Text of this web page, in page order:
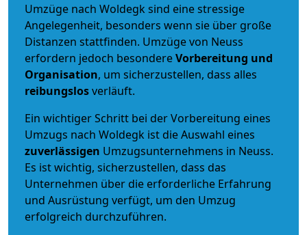
Umzüge nach Woldegk sind eine stressige
Angelegenheit, besonders wenn sie über große
Distanzen stattfinden. Umzüge von Neuss
erfordern jedoch besondereVorbereitung und
Organisation, um sicherzustellen, dass alles
reibungslosverläuft.
Ein wichtiger Schritt bei der Vorbereitung eines
Umzugs nach Woldegk ist die Auswahl eines
zuverlässigen Umzugsunternehmens in Neuss.
Es ist wichtig, sicherzustellen, dass das
Unternehmen über die erforderliche Erfahrung
und Ausrüstung verfügt, um den Umzug
erfolgreich durchzuführen.